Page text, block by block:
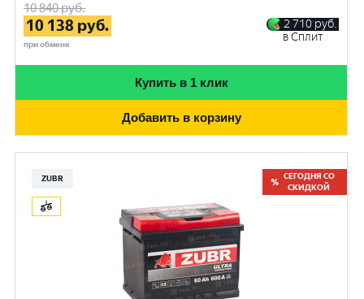
10 840руб.
10 138 руб.
при обмене
2 710 руб.
в Сплит
Купить в 1 клик
Добавить в корзину
ZUBR
СЕГОДНЯ СО
СКИДКОЙ